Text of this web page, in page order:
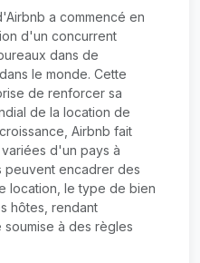
a commencé en
d'un concurrent
dans de
le monde. Cette
de renforcer sa
de la location de
Airbnb fait
d'un pays à
peuvent encadrer des
location, le type de bien
hôtes, rendant
à des règles